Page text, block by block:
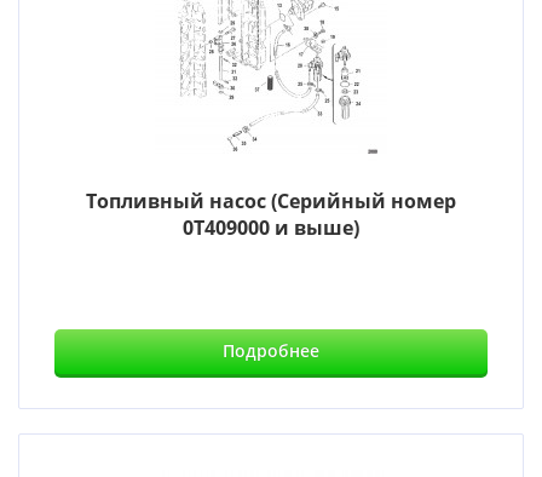
Топливный насос (Серийный номер
0T409000 и выше)
Подробнее